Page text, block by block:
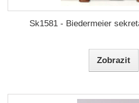
Sk1581 - Biedermeier
Zobrazit